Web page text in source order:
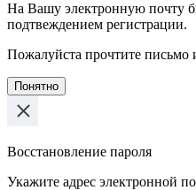
На Вашу электронную почту
подтвеждением регистрации.
Пожалуйста прочтите письмо
Понятно
Восстановление пароля
Укажите адрес электронной